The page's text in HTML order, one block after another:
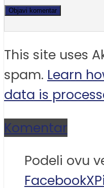
This site uses
spam. Learn
data is
Komentar
Podeli ovu
FacebookX